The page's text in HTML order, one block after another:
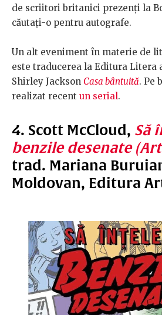
de scriitori britanici prezenți la
căutați-o pentru autografe.
Un alt eveniment în materie de
este traducerea la Editura Litera
Shirley Jackson Casa bântuită. Pe
realizat recent un serial.
4. Scott McCloud, Să
benzile desenate
trad. Mariana
Moldovan, Editura